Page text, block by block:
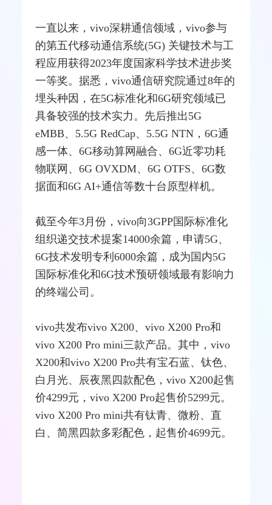
一直以来，vivo深耕通信领域，vivo参与
的第五代移动通信系统(5G) 关键技术与工
程应用获得2023年度国家科学技术进步奖
一等奖。据悉，vivo通信研究院通过8年的
埋头种因，在5G标准化和6G研究领域已
具备较强的技术实力。先后推出5G
eMBB、5.5G RedCap、5.5G NTN，6G通
感一体、6G移动算网融合、6G近零功耗
物联网、6G OVXDM、6G OTFS、6G数
据面和6G AI+通信等数十台原型样机。
截至今年3月份，vivo向3GPP国际标准化
组织递交技术提案14000余篇，申请5G、
6G技术发明专利6000余篇，成为国内5G
国际标准化和6G技术预研领域最有影响力
的终端公司。
vivo共发布vivo X200、vivo X200 Pro和
vivo X200 Pro mini三款产品。其中，vivo
X200和vivo X200 Pro共有宝石蓝、钛色、
白月光、辰夜黑四款配色，vivo X200起售
价4299元，vivo X200 Pro起售价5299元。
vivo X200 Pro mini共有钛青、微粉、直
白、简黑四款多彩配色，起售价4699元。